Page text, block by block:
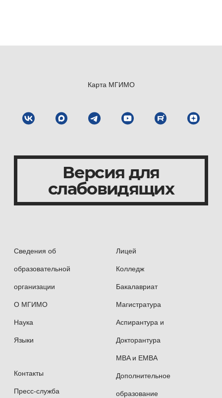
Сведения об
образовательной
организации
О МГИМО
Наука
Языки
Контакты
Пресс-служба
Лицей
Колледж
Бакалавриат
Магистратура
Аспирантура и
Докторантура
MBA и EMBA
Дополнительное
образование
Карта МГИМО
Версия для
слабовидящих